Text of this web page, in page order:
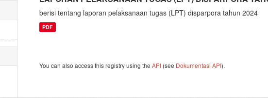
berisi tentang laporan pelaksanaan tugas (LPT) disparpora tahun 2024
PDF
You can also access this registry using the API (see Dokumentasi API).